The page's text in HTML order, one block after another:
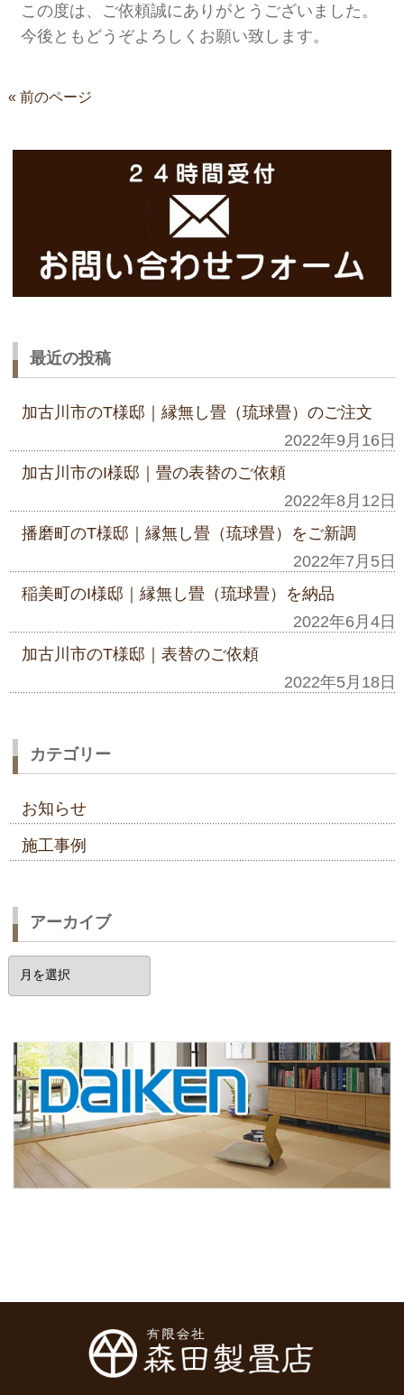
この度は、ご依頼誠にありがとうございました。
今後ともどうぞよろしくお願い致します。
« 前のページ
最近の投稿
加古川市のT様邸｜縁無し畳（琉球畳）のご注文
2022年9月16日
加古川市のI様邸｜畳の表替のご依頼
2022年8月12日
播磨町のT様邸｜縁無し畳（琉球畳）をご新調
2022年7月5日
稲美町のI様邸｜縁無し畳（琉球畳）を納品
2022年6月4日
加古川市のT様邸｜表替のご依頼
2022年5月18日
カテゴリー
お知らせ
施工事例
アーカイブ
ア
ー
ブ